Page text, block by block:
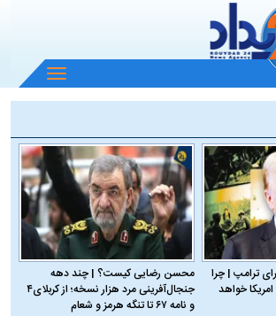
باز
و
منو
ترامپ | چرا
خواهد
محسن رضایی کیست؟ | چند دهه
جنجال‌آفرینی مرد هزار نسخه؛ از کربلای۴
و نامه ۶۷ تا تنگه هرمز و شعام